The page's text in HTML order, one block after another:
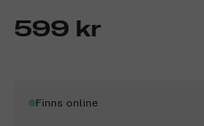
599 kr
Finns online